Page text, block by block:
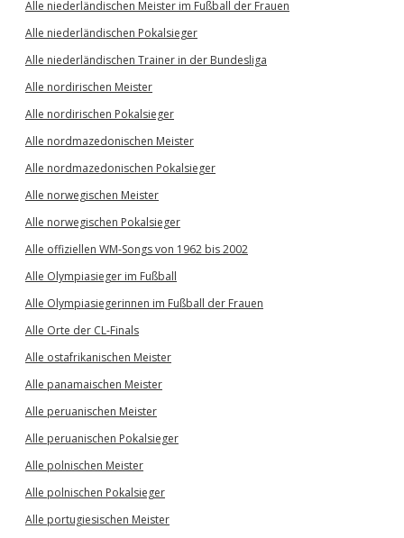
Alle niederländischen Meister im Fußball der Frauen
Alle niederländischen Pokalsieger
Alle niederländischen Trainer in der Bundesliga
Alle nordirischen Meister
Alle nordirischen Pokalsieger
Alle nordmazedonischen Meister
Alle nordmazedonischen Pokalsieger
Alle norwegischen Meister
Alle norwegischen Pokalsieger
Alle offiziellen WM-Songs von 1962 bis 2002
Alle Olympiasieger im Fußball
Alle Olympiasiegerinnen im Fußball der Frauen
Alle Orte der CL-Finals
Alle ostafrikanischen Meister
Alle panamaischen Meister
Alle peruanischen Meister
Alle peruanischen Pokalsieger
Alle polnischen Meister
Alle polnischen Pokalsieger
Alle portugiesischen Meister